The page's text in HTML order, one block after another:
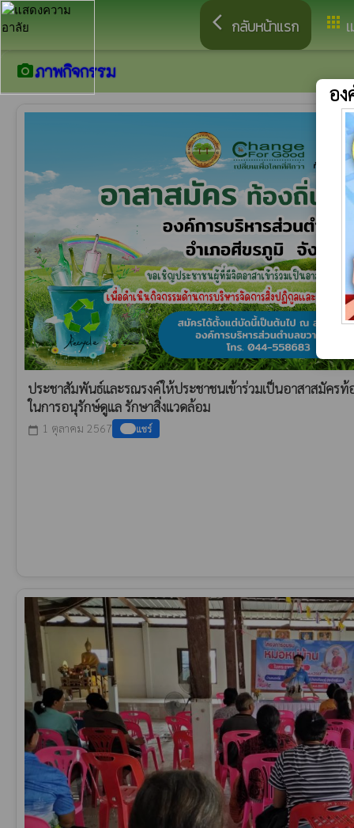
arrow_back_ios กลับหน้าแรก apps
camera_altภาพกิจกรรม
ประชาสัมพันธ์และรณรงค์ให้ประชาชนเข้าร่วมเป็นอาสาสมัครท้
ในการอนุรักษ์ดูแล รักษาสิ่งแวดล้อม
calendar_today 1 ตุลาคม 2567 แชร์
อ